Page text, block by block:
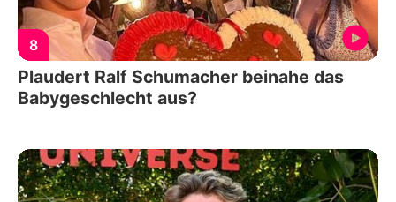
8
Plaudert Ralf Schumacher beinahe das
Babygeschlecht aus?